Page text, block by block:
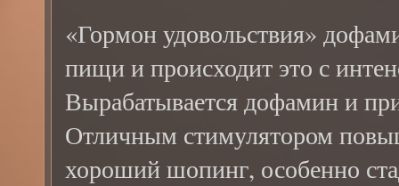
«Гормон удовольствия»
пищи и происходит это с
Вырабатывается дофамин и
Отличным стимулятором
хороший шопинг, особенно